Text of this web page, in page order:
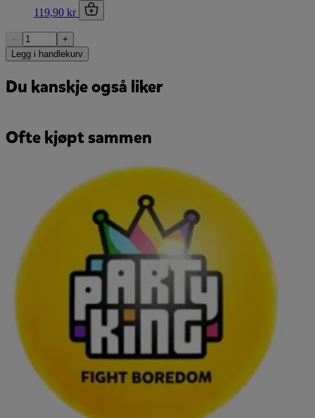
119,90 kr
−
+
Legg i handlekurv
Du kanskje også liker
Ofte kjøpt sammen